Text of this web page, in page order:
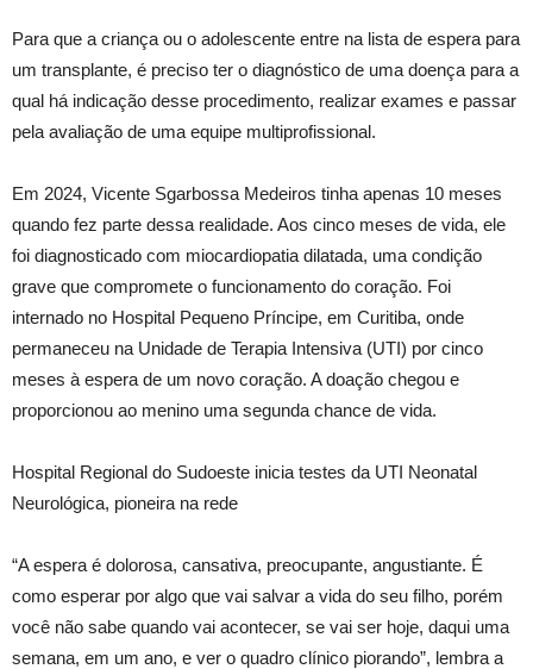
Para que a criança ou o adolescente entre na lista de espera para
um transplante, é preciso ter o diagnóstico de uma doença para a
qual há indicação desse procedimento, realizar exames e passar
pela avaliação de uma equipe multiprofissional.
Em 2024, Vicente Sgarbossa Medeiros tinha apenas 10 meses
quando fez parte dessa realidade. Aos cinco meses de vida, ele
foi diagnosticado com miocardiopatia dilatada, uma condição
grave que compromete o funcionamento do coração. Foi
internado no Hospital Pequeno Príncipe, em Curitiba, onde
permaneceu na Unidade de Terapia Intensiva (UTI) por cinco
meses à espera de um novo coração. A doação chegou e
proporcionou ao menino uma segunda chance de vida.
Hospital Regional do Sudoeste inicia testes da UTI Neonatal
Neurológica, pioneira na rede
“A espera é dolorosa, cansativa, preocupante, angustiante. É
como esperar por algo que vai salvar a vida do seu filho, porém
você não sabe quando vai acontecer, se vai ser hoje, daqui uma
semana, em um ano, e ver o quadro clínico piorando”, lembra a